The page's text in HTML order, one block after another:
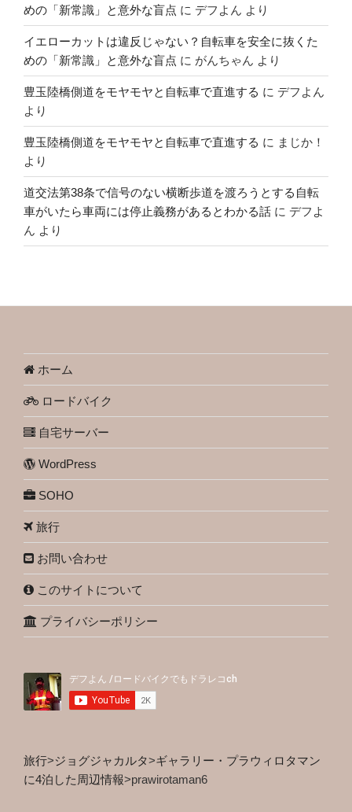
めの「新常識」と意外な盲点 に デフよん より
イエローカットは違反じゃない？自転車を安全に抜くた
めの「新常識」と意外な盲点 に がんちゃん より
豊玉陸橋側道をモヤモヤと自転車で直進する に デフよん
より
豊玉陸橋側道をモヤモヤと自転車で直進する に まじか！
より
道交法第38条で信号のない横断歩道を渡ろうとする自転
車がいたら車両には停止義務があるとわかる話 に デフよ
ん より
ホーム
ロードバイク
自宅サーバー
WordPress
SOHO
旅行
お問い合わせ
このサイトについて
プライバシーポリシー
旅行>ジョグジャカルタ>ギャラリー・プラウィロタマン
に4泊した周辺情報>prawirotaman6